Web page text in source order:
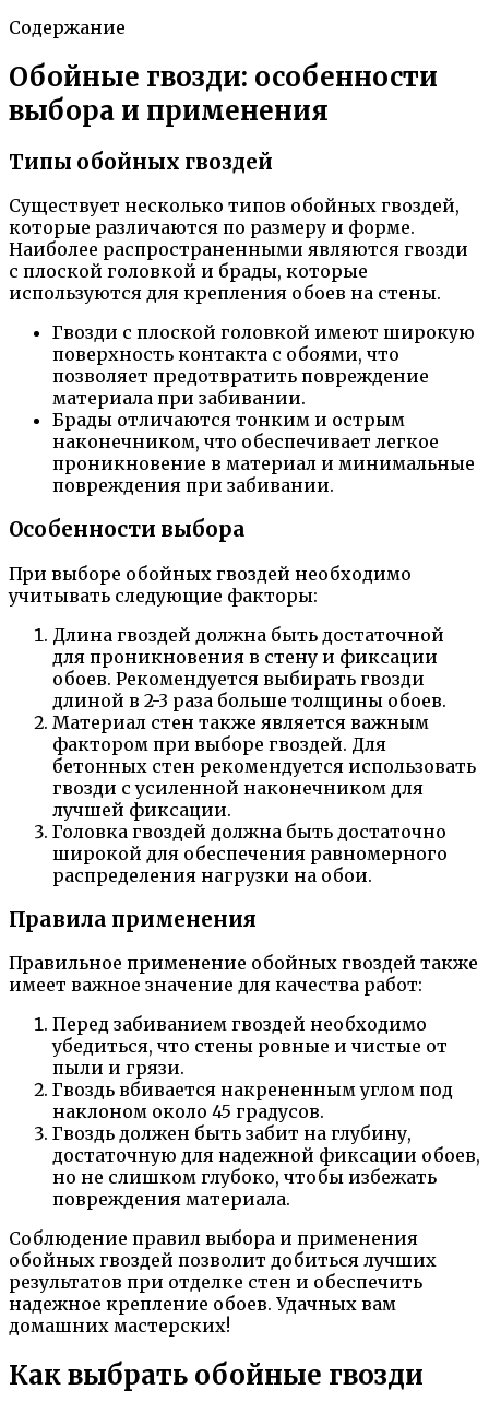
Содержание
Обойные гвозди: особенности
выбора и применения
Типы обойных гвоздей
Существует несколько типов обойных гвоздей,
которые различаются по размеру и форме.
Наиболее распространенными являются гвозди
с плоской головкой и брады, которые
используются для крепления обоев на стены.
Гвозди с плоской головкой имеют широкую
поверхность контакта с обоями, что
позволяет предотвратить повреждение
материала при забивании.
Брады отличаются тонким и острым
наконечником, что обеспечивает легкое
проникновение в материал и минимальные
повреждения при забивании.
Особенности выбора
При выборе обойных гвоздей необходимо
учитывать следующие факторы:
Длина гвоздей должна быть достаточной
для проникновения в стену и фиксации
обоев. Рекомендуется выбирать гвозди
длиной в 2-3 раза больше толщины обоев.
Материал стен также является важным
фактором при выборе гвоздей. Для
бетонных стен рекомендуется использовать
гвозди с усиленной наконечником для
лучшей фиксации.
Головка гвоздей должна быть достаточно
широкой для обеспечения равномерного
распределения нагрузки на обои.
Правила применения
Правильное применение обойных гвоздей также
имеет важное значение для качества работ:
Перед забиванием гвоздей необходимо
убедиться, что стены ровные и чистые от
пыли и грязи.
Гвоздь вбивается накрененным углом под
наклоном около 45 градусов.
Гвоздь должен быть забит на глубину,
достаточную для надежной фиксации обоев,
но не слишком глубоко, чтобы избежать
повреждения материала.
Соблюдение правил выбора и применения
обойных гвоздей позволит добиться лучших
результатов при отделке стен и обеспечить
надежное крепление обоев. Удачных вам
домашних мастерских!
Как выбрать обойные гвозди